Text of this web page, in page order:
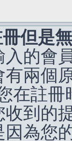
但是
的會
有兩個
在註
到的
因為您